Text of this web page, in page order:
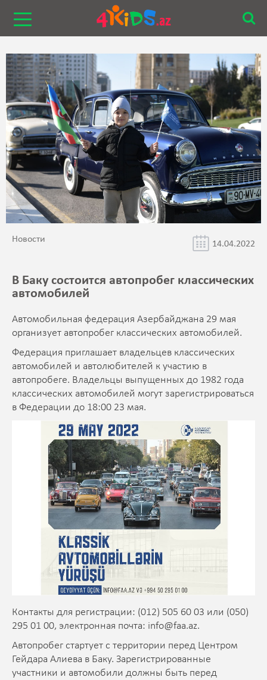
Новости 14.04.2022
В Баку состоится автопробег классических
автомобилей
Автомобильная федерация Азербайджана 29 мая
организует автопробег классических автомобилей.
Федерация приглашает владельцев классических
автомобилей и автолюбителей к участию в
автопробеге. Владельцы выпущенных до 1982 года
классических автомобилей могут зарегистрироваться
в Федерации до 18:00 23 мая.
Контакты для регистрации: (012) 505 60 03 или (050)
295 01 00, электронная почта: info@faa.az.
Автопробег стартует с территории перед Центром
Гейдара Алиева в Баку. Зарегистрированные
участники и автомобили должны быть перед